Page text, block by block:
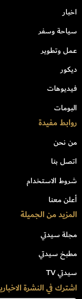
اخبار
سياحة وسفر
عمل وتطوير
ديكور
فيديوهات
البومات
روابط مفيدة
من نحن
اتصل بنا
شروط الاستخدام
أعلن معنا
المزيد من الجميلة
مجلة سيدتي
مطبخ سيدتي
سيدتي TV
اشترك في النشرة